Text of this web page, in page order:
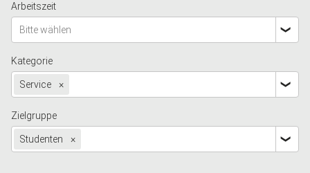
Arbeitszeit
Bitte wählen
Kategorie
Service ×
Zielgruppe
Studenten ×